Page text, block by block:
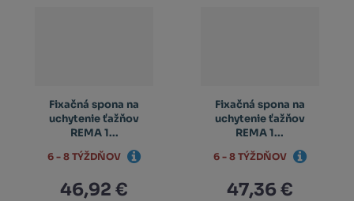
Fixačná spona na
uchytenie ťažňov
REMA 1...
46,92 €
6 - 8 TÝŽDŇOV
Fixačná spona na
uchytenie ťažňov
REMA 1...
47,36 €
6 - 8 TÝŽDŇOV